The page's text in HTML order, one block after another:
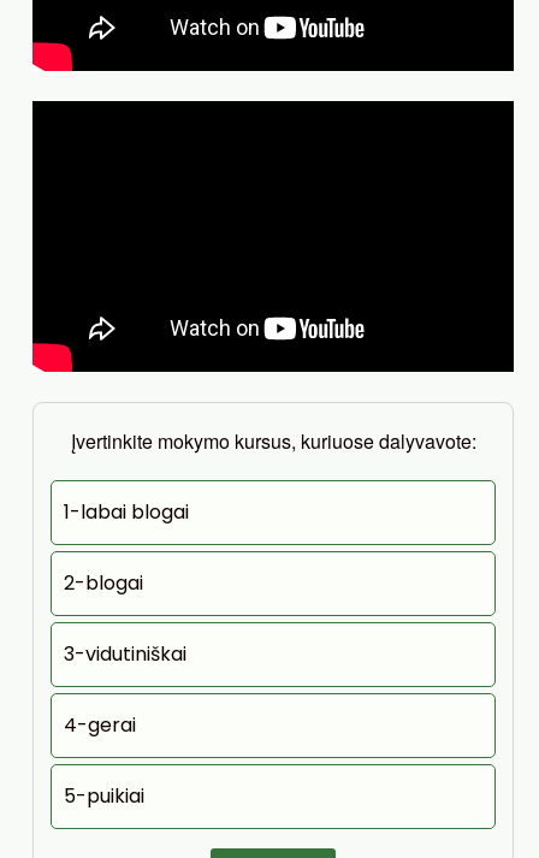
Įvertinkite mokymo kursus, kuriuose dalyvavote:
1-labai blogai
2-blogai
3-vidutiniškai
4-gerai
5-puikiai